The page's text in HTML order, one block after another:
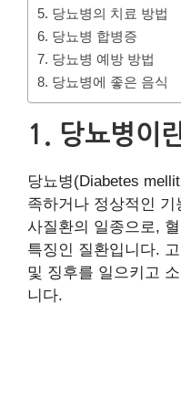
5. 당뇨병의 치료 방법
6. 당뇨병 합병증
7. 당뇨병 예방 방법
8. 당뇨병에 좋은 음식
1. 당뇨병이
당뇨병(Diabetes
족하거나 정상적인
사질환의 일종으로,
특징인 질환입니다.
및 징후를 일으키고
니다.